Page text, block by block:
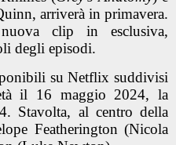
arriverà in primavera.
clip in esclusiva,
degli episodi.
su Netflix suddivisi
il 16 maggio 2024, la
Stavolta, al centro della
Featherington (Nicola